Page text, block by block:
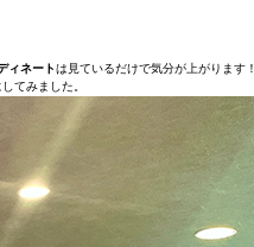
ィネートは見ているだけで気分が上がります！
てみました。